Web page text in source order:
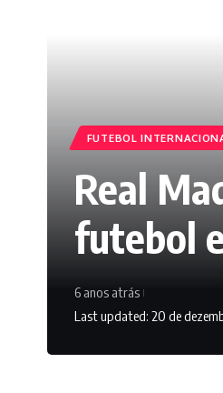
FUTEBOL
Real
futebol
Last updated: 20 de
6 anos atrás